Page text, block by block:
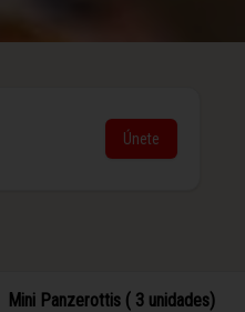
Únete
Mini Panzerottis ( 3 unidades)